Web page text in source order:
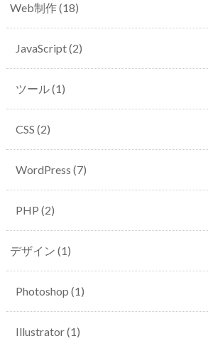
Web制作(18)
JavaScript(2)
ツール(1)
CSS (2)
WordPress (7)
PHP (2)
デザイン (1)
Photoshop (1)
Illustrator(1)